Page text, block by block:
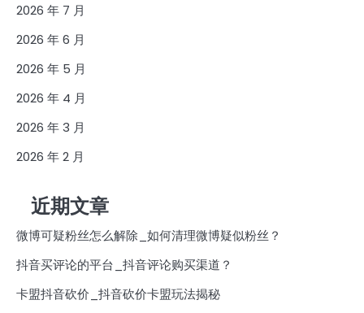
2026 年 7 月
2026 年 6 月
2026 年 5 月
2026 年 4 月
2026 年 3 月
2026 年 2 月
近期文章
微博可疑粉丝怎么解除_如何清理微博疑似粉丝？
抖音买评论的平台_抖音评论购买渠道？
卡盟抖音砍价_抖音砍价卡盟玩法揭秘